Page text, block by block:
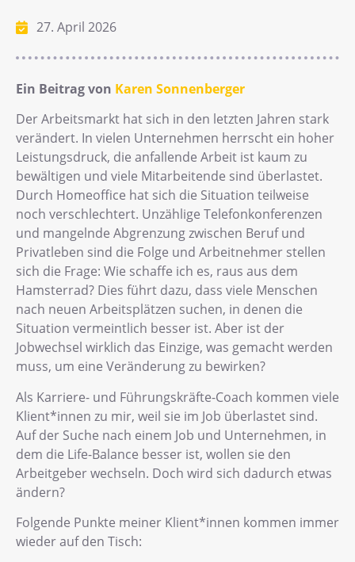
27. April 2026
Ein Beitrag von Karen Sonnenberger
Der Arbeitsmarkt hat sich in den letzten Jahren stark
verändert. In vielen Unternehmen herrscht ein hoher
Leistungsdruck, die anfallende Arbeit ist kaum zu
bewältigen und viele Mitarbeitende sind überlastet.
Durch Homeoffice hat sich die Situation teilweise
noch verschlechtert. Unzählige Telefonkonferenzen
und mangelnde Abgrenzung zwischen Beruf und
Privatleben sind die Folge und Arbeitnehmer stellen
sich die Frage: Wie schaffe ich es, raus aus dem
Hamsterrad? Dies führt dazu, dass viele Menschen
nach neuen Arbeitsplätzen suchen, in denen die
Situation vermeintlich besser ist. Aber ist der
Jobwechsel wirklich das Einzige, was gemacht werden
muss, um eine Veränderung zu bewirken?
Als Karriere- und Führungskräfte-Coach kommen viele
Klient*innen zu mir, weil sie im Job überlastet sind.
Auf der Suche nach einem Job und Unternehmen, in
dem die Life-Balance besser ist, wollen sie den
Arbeitgeber wechseln. Doch wird sich dadurch etwas
ändern?
Folgende Punkte meiner Klient*innen kommen immer
wieder auf den Tisch: